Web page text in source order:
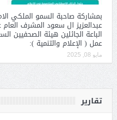
بمشاركة صاحبة السمو الملكي
عبدالعزيز ال سعود المشرف
الباعة الجائلين هيئة الصحفيين
عمل ( الإعلام والتنمية ):
مايو 08, 2025
تقارير